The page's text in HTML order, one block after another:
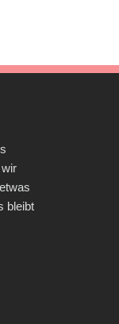
bleibt